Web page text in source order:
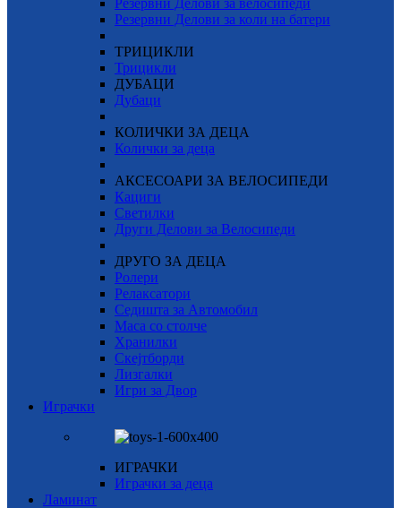
Резервни Делови за велосипеди
Резервни Делови за коли на батери
ТРИЦИКЛИ
Трицикли
ДУБАЦИ
Дубаци
КОЛИЧКИ ЗА ДЕЦА
Колички за деца
АКСЕСОАРИ ЗА ВЕЛОСИПЕДИ
Кациги
Светилки
Други Делови за Велосипеди
ДРУГО ЗА ДЕЦА
Ролери
Релаксатори
Седишта за Автомобил
Маса со столче
Хранилки
Скејтборди
Лизгалки
Игри за Двор
Играчки
ИГРАЧКИ
Играчки за деца
Ламинат